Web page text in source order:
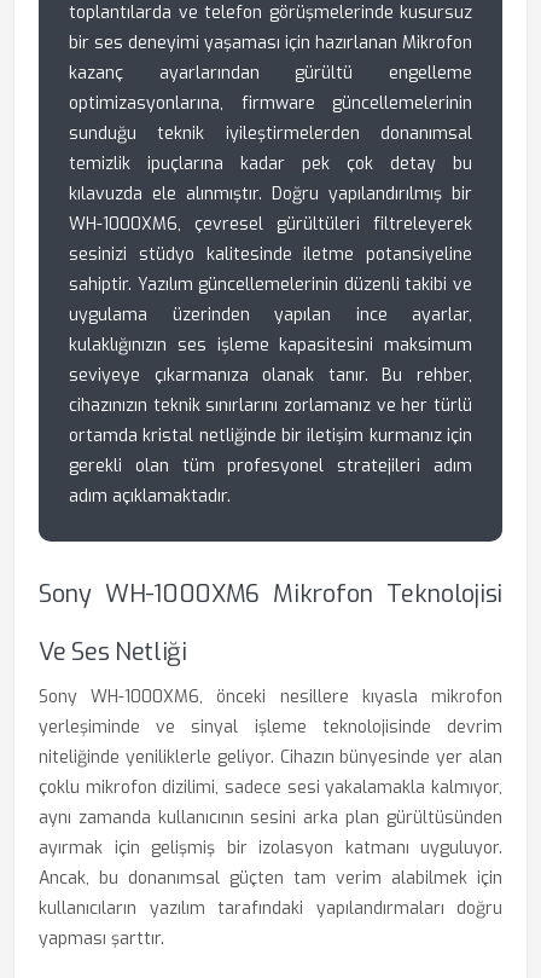
toplantılarda ve telefon görüşmelerinde kusursuz
bir ses deneyimi yaşaması için hazırlanan Mikrofon
kazanç ayarlarından gürültü engelleme
optimizasyonlarına, firmware güncellemelerinin
sunduğu teknik iyileştirmelerden donanımsal
temizlik ipuçlarına kadar pek çok detay bu
kılavuzda ele alınmıştır. Doğru yapılandırılmış bir
WH-1000XM6, çevresel gürültüleri filtreleyerek
sesinizi stüdyo kalitesinde iletme potansiyeline
sahiptir. Yazılım güncellemelerinin düzenli takibi ve
uygulama üzerinden yapılan ince ayarlar,
kulaklığınızın ses işleme kapasitesini maksimum
seviyeye çıkarmanıza olanak tanır. Bu rehber,
cihazınızın teknik sınırlarını zorlamanız ve her türlü
ortamda kristal netliğinde bir iletişim kurmanız için
gerekli olan tüm profesyonel stratejileri adım
adım açıklamaktadır.
Sony WH-1000XM6 Mikrofon Teknolojisi
Ve Ses Netliği
Sony WH-1000XM6, önceki nesillere kıyasla mikrofon
yerleşiminde ve sinyal işleme teknolojisinde devrim
niteliğinde yeniliklerle geliyor. Cihazın bünyesinde yer alan
çoklu mikrofon dizilimi, sadece sesi yakalamakla kalmıyor,
aynı zamanda kullanıcının sesini arka plan gürültüsünden
ayırmak için gelişmiş bir izolasyon katmanı uyguluyor.
Ancak, bu donanımsal güçten tam verim alabilmek için
kullanıcıların yazılım tarafındaki yapılandırmaları doğru
yapması şarttır.